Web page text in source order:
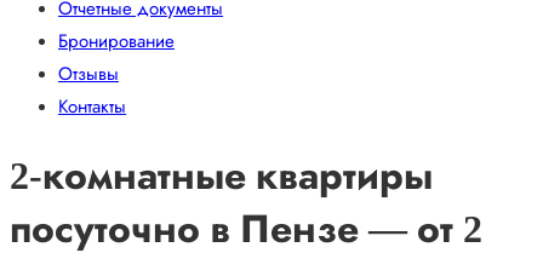
Отчетные документы
Бронирование
Отзывы
Контакты
2-комнатные квартиры
посуточно в Пензе — от 2